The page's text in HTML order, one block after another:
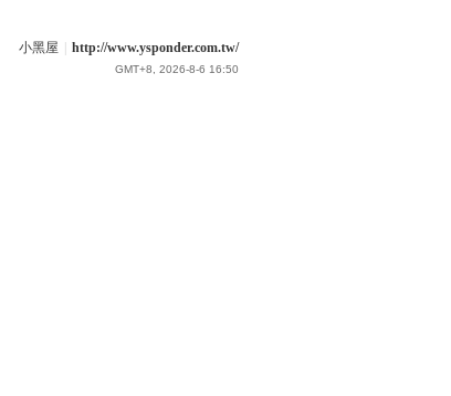
小黑屋 http://www.ysponder.com.tw/
GMT+8, 2026-8-6 16:50